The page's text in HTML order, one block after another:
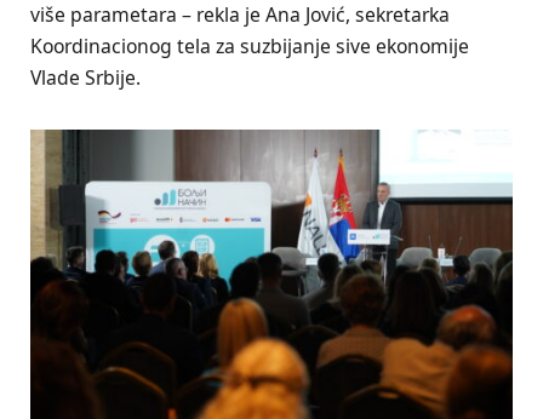
više parametara – rekla je Ana Jović, sekretarka
Koordinacionog tela za suzbijanje sive ekonomije
Vlade Srbije.